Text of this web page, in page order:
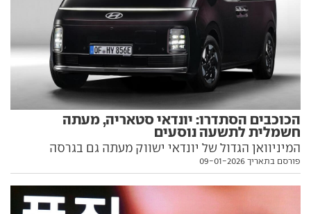
הכוכבים הסתדרו: יונדאי סטאריה, מעתה
חשמלית לתשעה נוסעים
המיניוואן הגדול של יונדאי ישווק מעתה גם בגרסה
פורסם בתאריך 09-01-2026